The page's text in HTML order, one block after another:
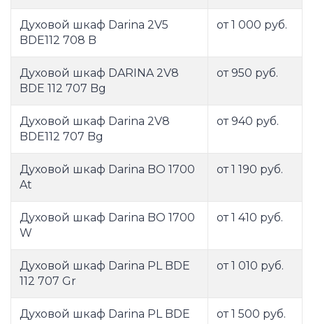
Духовой шкаф Darina 2V5
BDE112 708 B
от 1 000 руб.
Духовой шкаф DARINA 2V8
BDE 112 707 Bg
от 950 руб.
Духовой шкаф Darina 2V8
BDE112 707 Bg
от 940 руб.
Духовой шкаф Darina BO 1700
At
от 1 190 руб.
Духовой шкаф Darina BO 1700
W
от 1 410 руб.
Духовой шкаф Darina PL BDE
112 707 Gr
от 1 010 руб.
Духовой шкаф Darina PL BDE
от 1 500 руб.